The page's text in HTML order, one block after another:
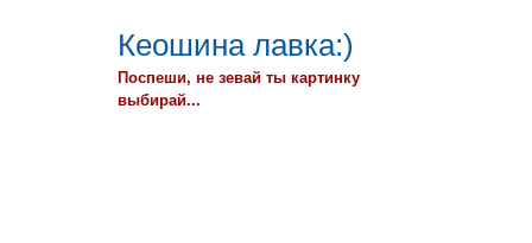
Кеошина лавка:)
Поспеши, не зевай ты картинку
выбирай...